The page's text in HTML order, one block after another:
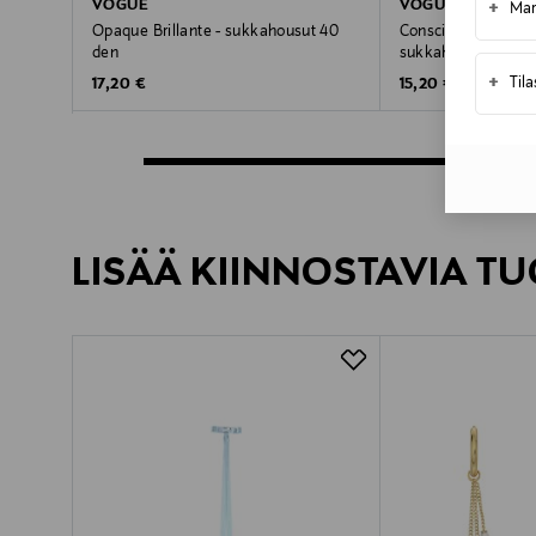
+
+
VOGUE
Opaque Brillante - sukkahousut 40
den
Original Price
17,20 €
VOGUE
Conscious Opaque
sukkahousut
Original Price
15,20 €
LISÄÄ KIINNOSTAVIA